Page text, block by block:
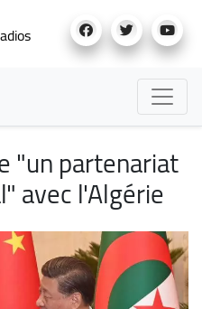
au
"un partenariat
avec l'Algérie